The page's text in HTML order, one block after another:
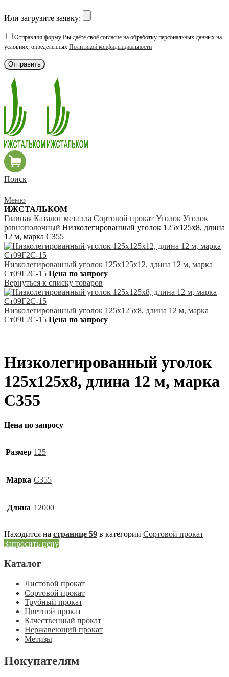
Или загрузите заявку:
Отправляя форму Вы даёте своё согласие на обработку персональных данных на
условиях, определенных Политикой конфиденциальности
Поиск
Меню
ИЖСТАЛЬКОМ
Главная Каталог металла Сортовой прокат Уголок Уголок
равнополочный Низколегированный уголок 125х125х8, длина
12 м, марка С355
Низколегированный уголок 125х125х12, длина 12 м, марка
Ст09Г2С-15 Цена по запросу
Вернуться к списку товаров
Низколегированный уголок 125х125х8, длина 12 м, марка
Ст09Г2С-15 Цена по запросу
Низколегированный уголок
125х125х8, длина 12 м, марка
С355
Цена по запросу
Размер 125
Марка С355
Длина 12000
Находится на странице 59 в категории Сортовой прокат
Запросить цену
Каталог
Листовой прокат
Сортовой прокат
Трубный прокат
Цветной прокат
Качественный прокат
Нержавеющий прокат
Метизы
Покупателям